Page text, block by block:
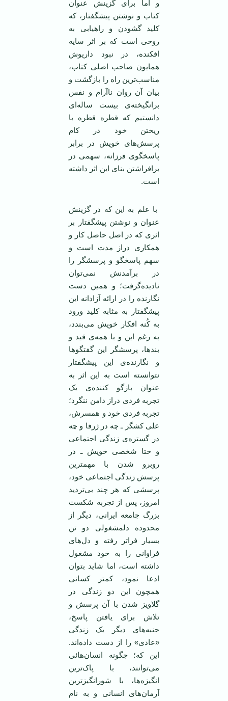
و اما برای گزینش عنوان
کتاب و نوشتن پیشگفتار، که
کلید گشودن و راهیابی به
روحی است که بر اثر سایه
افکنده، در نبود داریوش
همایون صاحب اصلی کتاب،
مناسب‌ترین راه را بازگشت و
بیان آن روان ناآرام و نفس
برانگیخته‌ی بیست ساله‌ای
دانستیم که قطره قطره با
ریختن خود در کام
پرسش‌های خویش در برابر
پاسخگوی فرزانه، سهمی در
برافراشتن بنای این اثر داشته
است.
با علم به این که در گزینش
عنوان و نوشتن پیشگفتار بر
اثری که در اصل حاصل کار و
همکاری دراز مدت است و
سهم پاسخگو و پرسشگر را
در برآمدنش نمی‌توان
نادیده‌گرفت؛ و همین دست
نگارنده‌ را در ارائه آزادانه این
پیشگفتار به مثابه کلید ورود
به کُنه افکار خویش می‌بندد،
به رغم این و با همه‌ی قید و
بندها، پرسشگر این گفتگوها
و نگارنده‌ی این پیشگفتار
نتوانسته است به این اثر به
عنوان بازگو کننده‌ی یک
تجربه فردی دراز دامن ننگرد؛
تجربه فردی خود و همسرش،
علی کشگر ـ چه در ژرفا و چه
در گستره‌ی زندگی اجتماعی
و حتا شخصی خویش ـ در
روبرو شدن با مهمترین
پرسش زندگی اجتماعی خود،
پرسشی که هر چند بی‌تردید
امروز، پس از تجربه شکست
بزرگ جامعه ایرانی، دیگر از
محدوده دلمشغولی دو تن
بسیار فراتر رفته و دل‌های
فراوانی را به خود مشغول
داشته است، اما شاید بتوان
ادعا نمود، کمتر کسانی
همچون این دو زندگی در
گلاویز شدن با آن پرسش و
تلاش برای یافتن پاسخ،
جنبه‌های دیگر یک زندگی
«عادی» را از دست داده‌اند.
این که؛ چگونه انسان‌هائی
می‌توانند، با پاک‌ترین
انگیزه‌ها، با شورانگیزترین
آرمان‌های انسانی و به نام